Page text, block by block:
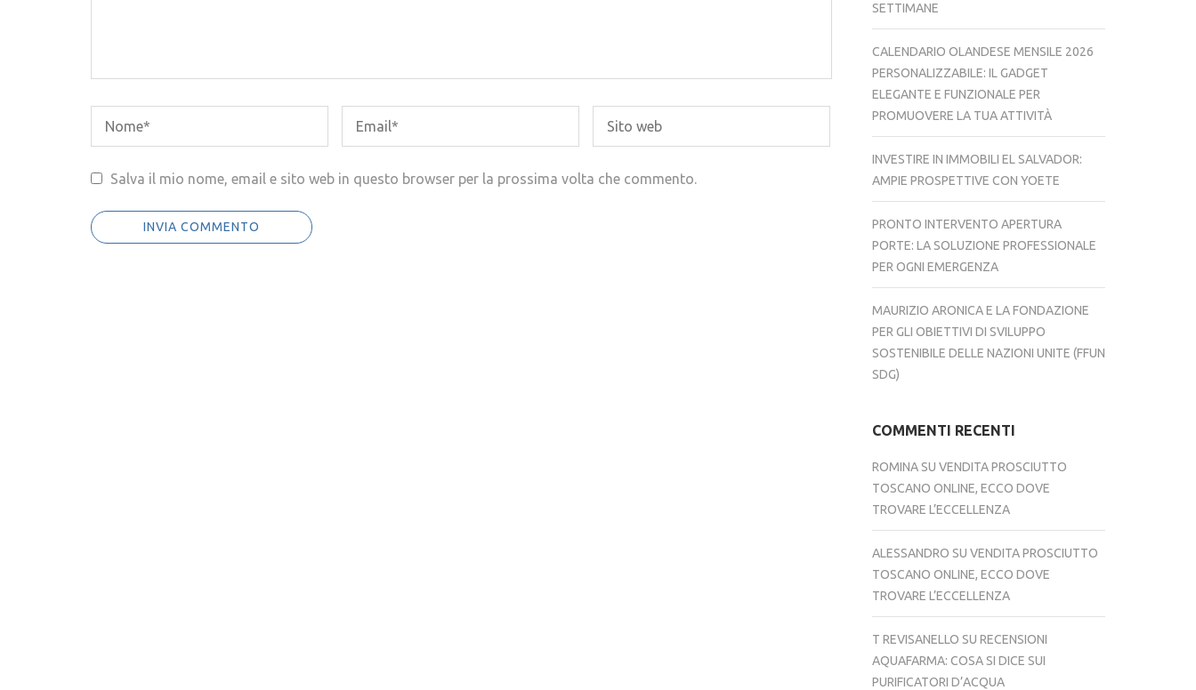
Salva il mio nome, email e sito web in questo browser per la prossima volta che commento.
SETTIMANE
CALENDARIO OLANDESE MENSILE 2026
PERSONALIZZABILE: IL GADGET
ELEGANTE E FUNZIONALE PER
PROMUOVERE LA TUA ATTIVITÀ
INVESTIRE IN IMMOBILI EL SALVADOR:
AMPIE PROSPETTIVE CON YOETE
PRONTO INTERVENTO APERTURA
PORTE: LA SOLUZIONE PROFESSIONALE
PER OGNI EMERGENZA
MAURIZIO ARONICA E LA FONDAZIONE
PER GLI OBIETTIVI DI SVILUPPO
SOSTENIBILE DELLE NAZIONI UNITE (FFUN
SDG)
COMMENTI RECENTI
ROMINASU VENDITA PROSCIUTTO
TOSCANO ONLINE, ECCO DOVE
TROVARE L’ECCELLENZA
ALESSANDRO SU VENDITA PROSCIUTTO
TOSCANO ONLINE, ECCO DOVE
TROVARE L’ECCELLENZA
T REVISANELLO SU RECENSIONI
AQUAFARMA: COSA SI DICE SUI
PURIFICATORI D’ACQUA